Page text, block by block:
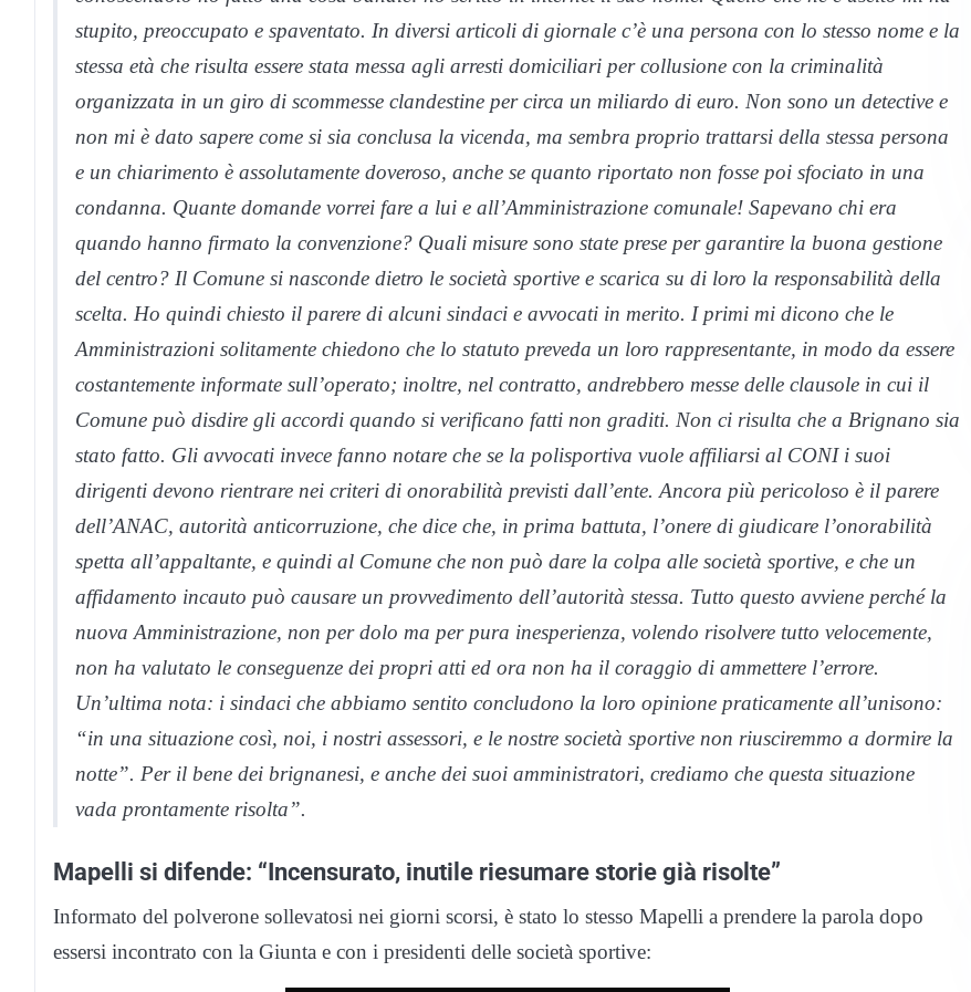
stupito, preoccupato e spaventato. In diversi articoli di giornale c’è una persona con lo stesso nome e la
stessa età che risulta essere stata messa agli arresti domiciliari per collusione con la criminalità
organizzata in un giro di scommesse clandestine per circa un miliardo di euro. Non sono un detective e
non mi è dato sapere come si sia conclusa la vicenda, ma sembra proprio trattarsi della stessa persona
e un chiarimento è assolutamente doveroso, anche se quanto riportato non fosse poi sfociato in una
condanna. Quante domande vorrei fare a lui e all’Amministrazione comunale! Sapevano chi era
quando hanno firmato la convenzione? Quali misure sono state prese per garantire la buona gestione
del centro? Il Comune si nasconde dietro le società sportive e scarica su di loro la responsabilità della
scelta. Ho quindi chiesto il parere di alcuni sindaci e avvocati in merito. I primi mi dicono che le
Amministrazioni solitamente chiedono che lo statuto preveda un loro rappresentante, in modo da essere
costantemente informate sull’operato; inoltre, nel contratto, andrebbero messe delle clausole in cui il
Comune può disdire gli accordi quando si verificano fatti non graditi. Non ci risulta che a Brignano sia
stato fatto. Gli avvocati invece fanno notare che se la polisportiva vuole affiliarsi al CONI i suoi
dirigenti devono rientrare nei criteri di onorabilità previsti dall’ente. Ancora più pericoloso è il parere
dell’ANAC, autorità anticorruzione, che dice che, in prima battuta, l’onere di giudicare l’onorabilità
spetta all’appaltante, e quindi al Comune che non può dare la colpa alle società sportive, e che un
affidamento incauto può causare un provvedimento dell’autorità stessa. Tutto questo avviene perché la
nuova Amministrazione, non per dolo ma per pura inesperienza, volendo risolvere tutto velocemente,
non ha valutato le conseguenze dei propri atti ed ora non ha il coraggio di ammettere l’errore.
Un’ultima nota: i sindaci che abbiamo sentito concludono la loro opinione praticamente all’unisono:
“in una situazione così, noi, i nostri assessori, e le nostre società sportive non riusciremmo a dormire la
notte”. Per il bene dei brignanesi, e anche dei suoi amministratori, crediamo che questa situazione
vada prontamente risolta”.
Mapelli si difende: “Incensurato, inutile riesumare storie già risolte”
Informato del polverone sollevatosi nei giorni scorsi, è stato lo stesso Mapelli a prendere la parola dopo
essersi incontrato con la Giunta e con i presidenti delle società sportive: